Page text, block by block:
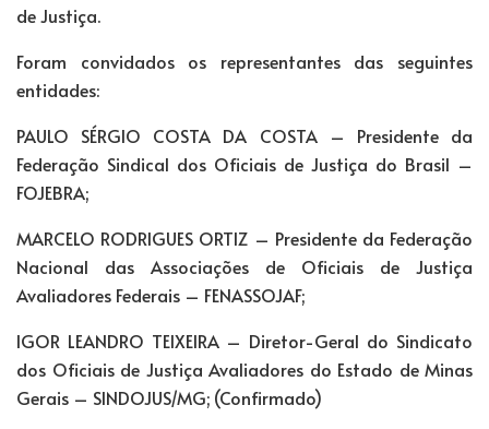
de Justiça.
Foram convidados os representantes das seguintes
entidades:
PAULO SÉRGIO COSTA DA COSTA – Presidente da
Federação Sindical dos Oficiais de Justiça do Brasil –
FOJEBRA;
MARCELO RODRIGUES ORTIZ – Presidente da Federação
Nacional das Associações de Oficiais de Justiça
Avaliadores Federais – FENASSOJAF;
IGOR LEANDRO TEIXEIRA – Diretor-Geral do Sindicato
dos Oficiais de Justiça Avaliadores do Estado de Minas
Gerais – SINDOJUS/MG; (Confirmado)